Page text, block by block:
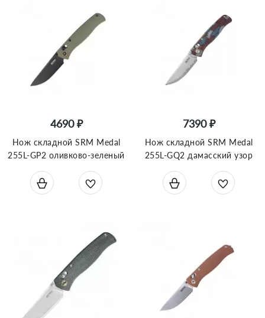
4690 ₽
Нож складной SRM Medal
255L-GP2 оливково-зеленый
7390 ₽
Нож складной SRM Medal
255L-GQ2 дамасский узор